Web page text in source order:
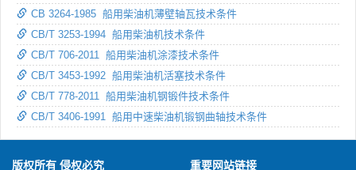
CB 3264-1985 船用柴油机薄壁轴瓦技术条件
CB/T 3253-1994 船用柴油机技术条件
CB/T 706-2011 船用柴油机涂漆技术条件
CB/T 3453-1992 船用柴油机活塞技术条件
CB/T 778-2011 船用柴油机钢锻件技术条件
CB/T 3406-1991 船用中速柴油机锻钢曲轴技术条件
版权所有 侵权必究 重要网站链接